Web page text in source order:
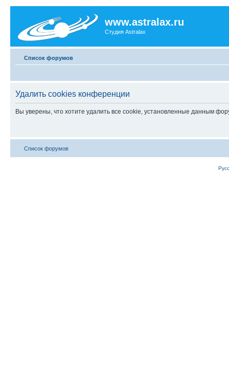
www.astralax.ru
Студия Astralax
Список форумов
Удалить cookies конференции
Вы уверены, что хотите удалить все cookie, установленные данным
Список форумов